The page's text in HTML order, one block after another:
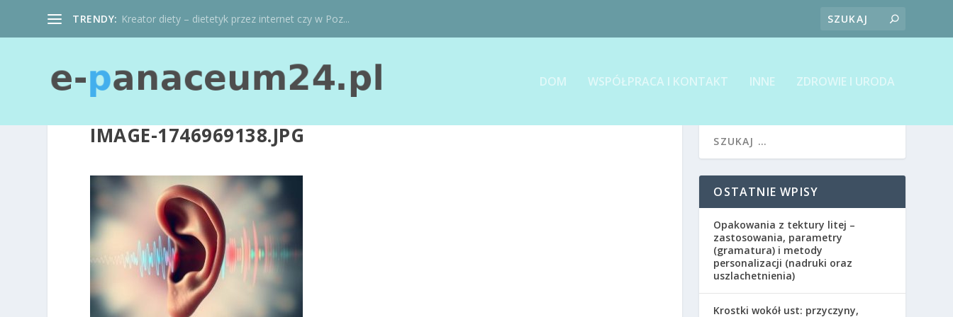
TRENDY: Kreator diety – dietetyk przez internet czy w Poz...
DOM WSPÓŁPRACA I KONTAKT INNE ZDROWIE I URODA
IMAGE-1746969138.JPG
OSTATNIE WPISY
Opakowania z tektury litej –
zastosowania, parametry
(gramatura) i metody
personalizacji (nadruki oraz
uszlachetnienia)
Krostki wokół ust: przyczyny,